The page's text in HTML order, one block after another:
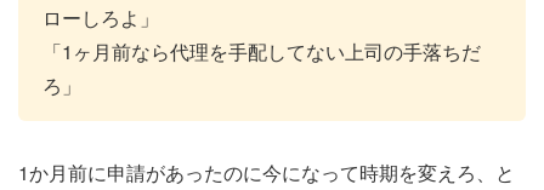
ローしろよ」
「1ヶ月前なら代理を手配してない上司の手落ちだ
ろ」
1か月前に申請があったのに今になって時期を変えろ、と